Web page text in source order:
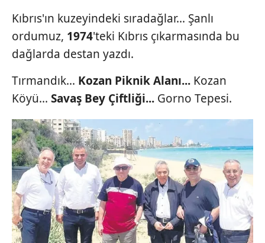
Kıbrıs'ın kuzeyindeki sıradağlar... Şanlı
ordumuz, 1974'teki Kıbrıs çıkarmasında bu
dağlarda destan yazdı.
Tırmandık... Kozan Piknik Alanı... Kozan
Köyü... Savaş Bey Çiftliği... Gorno Tepesi.